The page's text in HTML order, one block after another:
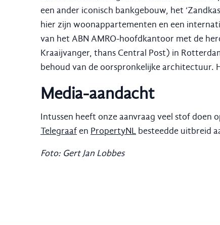
een ander iconisch bankgebouw, het
hier zijn woonappartementen en een
van het ABN AMRO-hoofdkantoor met de
Kraaijvanger, thans Central Post) in
behoud van de oorspronkelijke architectuur.
Media-aandacht
Intussen heeft onze aanvraag veel stof doen
Telegraafen PropertyNL besteedde uitbreid
Foto: Gert Jan Lobbes